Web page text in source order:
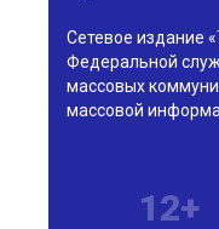
Сетевое издание
Федеральной
массовых
массовой
12+